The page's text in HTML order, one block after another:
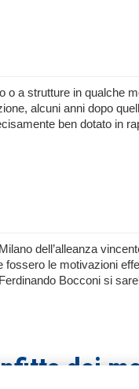
o a strutture in qualche
alcuni anni dopo
ben dotato in
dell’alleanza
le motivazioni
Bocconi si
dei